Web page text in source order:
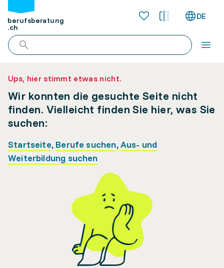
berufsberatung
.ch
DE
Ups, hier stimmt etwas nicht.
Wir konnten die gesuchte Seite nicht
finden. Vielleicht finden Sie hier, was Sie
suchen:
Startseite, Berufe suchen,Aus- und
Weiterbildung suchen